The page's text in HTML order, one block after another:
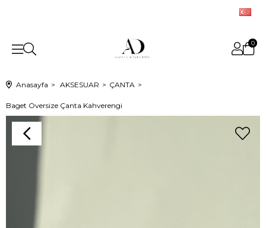
0
Anasayfa AKSESUAR ÇANTA
Baget Oversize Çanta Kahverengi